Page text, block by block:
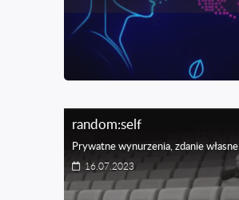
random:self
Prywatne wynurzenia, zdanie własne
16.07.2023